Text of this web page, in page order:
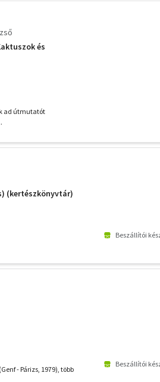
és
ad útmutatót
(kertészkönyvtár)
Beszállítói
- Párizs, 1979), több
Beszállítói